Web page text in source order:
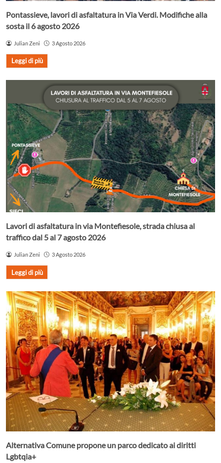
Pontassieve, lavori di asfaltatura in Via Verdi. Modifiche alla
sosta il 6 agosto 2026
Julian Zeni 3 Agosto 2026
Leggi di più
Lavori di asfaltatura in via Montefiesole, strada chiusa al
traffico dal 5 al 7 agosto 2026
Julian Zeni 3 Agosto 2026
Leggi di più
Alternativa Comune propone un parco dedicato ai diritti
Lgbtqia+